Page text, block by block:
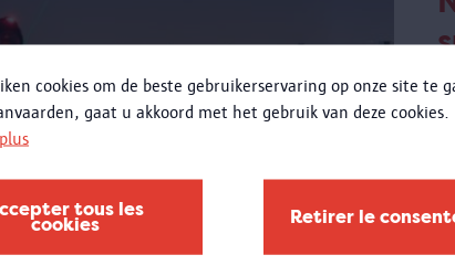
cookies om de beste gebruikerservaring op onze site te
gaat u akkoord met het gebruik van deze cookies.
tous les
cookies Retirer le